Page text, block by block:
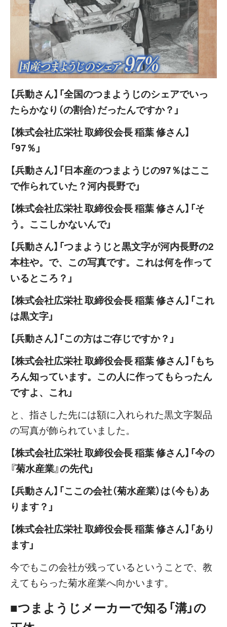
【兵動さん】「全国のつまようじのシェアでいっ
たらかなり（の割合）だったんですか？」
【株式会社広栄社 取締役会長 稲葉 修さん】
「97％」
【兵動さん】「日本産のつまようじの97％はここ
で作られていた？河内長野で」
【株式会社広栄社 取締役会長 稲葉 修さん】「そ
う。ここしかないんで」
【兵動さん】「つまようじと黒文字が河内長野の2
本柱や。で、この写真です。これは何を作って
いるところ？」
【株式会社広栄社 取締役会長 稲葉 修さん】「これ
は黒文字」
【兵動さん】「この方はご存じですか？」
【株式会社広栄社 取締役会長 稲葉 修さん】「もち
ろん知っています。この人に作ってもらったん
ですよ、これ」
と、指さした先には額に入れられた黒文字製品
の写真が飾られていました。
【株式会社広栄社 取締役会長 稲葉 修さん】「今の
『菊水産業』の先代」
【兵動さん】「ここの会社（菊水産業）は（今も）あ
ります？」
【株式会社広栄社 取締役会長 稲葉 修さん】「あり
ます」
今でもこの会社が残っているということで、教
えてもらった菊水産業へ向かいます。
■つまようじメーカーで知る「溝」の